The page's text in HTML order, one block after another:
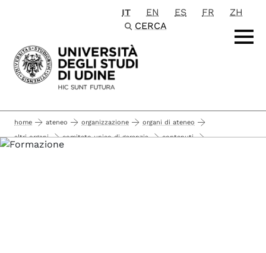
Passa al contenuto principale
IT EN ES FR
ZH
CERCA
home ateneo organizzazione
organi di ateneo
altri organi
comitato unico di garanzia contenuti